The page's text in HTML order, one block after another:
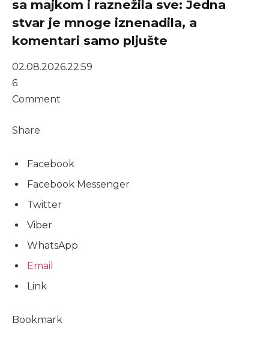
sa majkom i raznežila sve: Jedna
stvar je mnoge iznenadila, a
komentari samo pljušte
02.08.2026.22:59
6
Comment
Share
Facebook
Facebook Messenger
Twitter
Viber
WhatsApp
Email
Link
Bookmark